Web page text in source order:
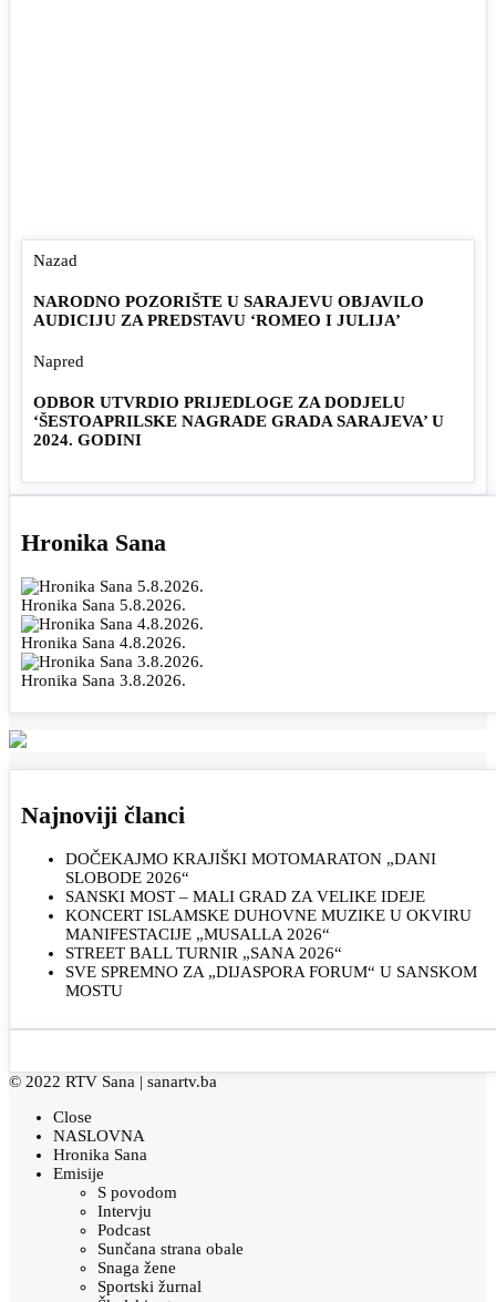
Nazad
NARODNO POZORIŠTE U SARAJEVU OBJAVILO
AUDICIJU ZA PREDSTAVU ‘ROMEO I JULIJA’
Napred
ODBOR UTVRDIO PRIJEDLOGE ZA DODJELU
‘ŠESTOAPRILSKE NAGRADE GRADA SARAJEVA’ U
2024. GODINI
Hronika Sana
Hronika Sana 5.8.2026.
Hronika Sana 4.8.2026.
Hronika Sana 3.8.2026.
Najnoviji članci
DOČEKAJMO KRAJIŠKI MOTOMARATON „DANI
SLOBODE 2026“
SANSKI MOST – MALI GRAD ZA VELIKE IDEJE
KONCERT ISLAMSKE DUHOVNE MUZIKE U OKVIRU
MANIFESTACIJE „MUSALLA 2026“
STREET BALL TURNIR „SANA 2026“
SVE SPREMNO ZA „DIJASPORA FORUM“ U SANSKOM
MOSTU
© 2022 RTV Sana | sanartv.ba
Close
NASLOVNA
Hronika Sana
Emisije
S povodom
Intervju
Podcast
Sunčana strana obale
Snaga žene
Sportski žurnal